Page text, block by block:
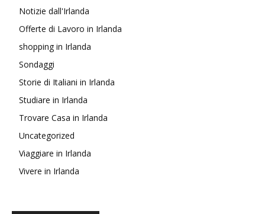
Notizie dall'Irlanda
Offerte di Lavoro in Irlanda
shopping in Irlanda
Sondaggi
Storie di Italiani in Irlanda
Studiare in Irlanda
Trovare Casa in Irlanda
Uncategorized
Viaggiare in Irlanda
Vivere in Irlanda